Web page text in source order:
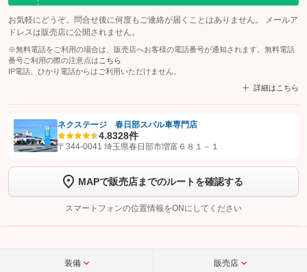
お気軽にどうぞ。問合せ後に何度もご連絡が届くことはありません。 メールア
ドレスは販売店に公開されません。
※無料電話をご利用の場合は、販売店へお客様の電話番号が通知されます。無料電話
番号ご利用の際の注意点は こちら
IP電話、ひかり電話からはご利用いただけません。
詳細はこちら
【STEP1】認証画面でグーネットを友だち追加してから「許可する」ボタンを押
トーク画面で
ボタンをタップして問い合わせを
完了してください。
こちら
ネクステージ 春日部スバル車専門店
4.8328件
〒344-0041 埼玉県春日部市増富６８１－１
MAPで販売店までのルートを確認する
スマートフォンの位置情報をONにしてください
装備 販売店